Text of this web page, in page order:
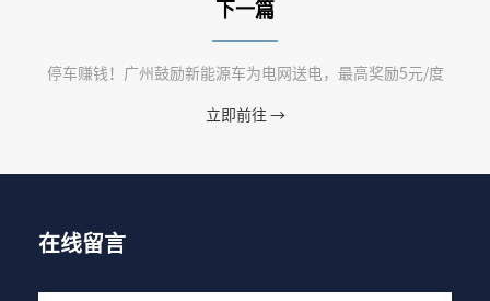
下一篇
停车赚钱！广州鼓励新能源车为电网送电，最高奖励5元/度
立即前往 →
在线留言